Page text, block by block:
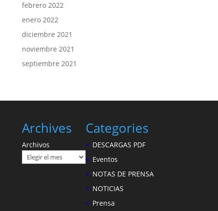
febrero 2022
enero 2022
diciembre 2021
noviembre 2021
septiembre 2021
Archives
Archivos
Categories
DESCARGAS PDF
Eventos
NOTAS DE PRENSA
NOTICIAS
Prensa